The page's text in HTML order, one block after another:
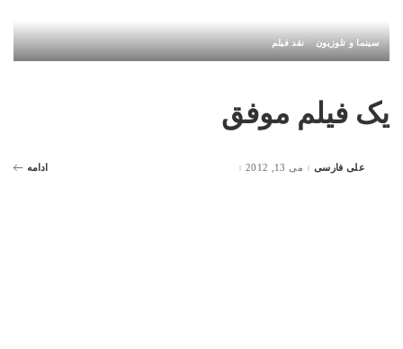
سینما و تلوزیون نقد فیلم
یک فیلم موفق
Postedعلی فارسی می 13, 2012 ادامه